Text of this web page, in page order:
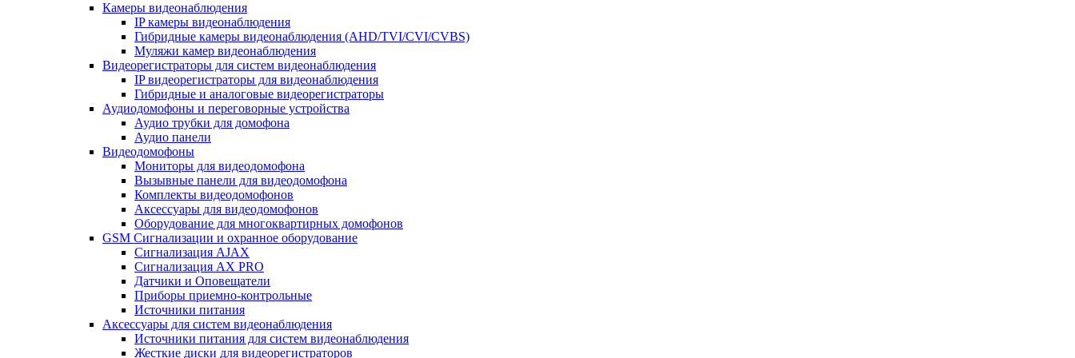
Камеры видеонаблюдения
IP камеры видеонаблюдения
Гибридные камеры видеонаблюдения (AHD/TVI/CVI/CVBS)
Муляжи камер видеонаблюдения
Видеорегистраторы для систем видеонаблюдения
IP видеорегистраторы для видеонаблюдения
Гибридные и аналоговые видеорегистраторы
Аудиодомофоны и переговорные устройства
Аудио трубки для домофона
Аудио панели
Видеодомофоны
Мониторы для видеодомофона
Вызывные панели для видеодомофона
Комплекты видеодомофонов
Аксессуары для видеодомофонов
Оборудование для многоквартирных домофонов
GSM Сигнализации и охранное оборудование
Сигнализация AJAX
Сигнализация AX PRO
Датчики и Оповещатели
Приборы приемно-контрольные
Источники питания
Аксессуары для систем видеонаблюдения
Источники питания для систем видеонаблюдения
Жесткие диски для видеорегистраторов